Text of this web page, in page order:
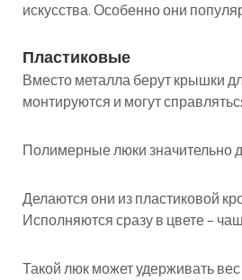
искусства. Особенно они
Пластиковые
Вместо металла берут крышки
монтируются и могут
Полимерные люки значительно
Делаются они из пластиковой
Исполняются сразу в цвете –
Такой люк может удерживать